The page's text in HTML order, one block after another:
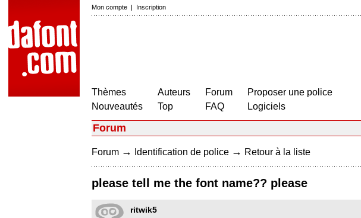
Mon compte | Inscription
Thèmes
Nouveautés
Auteurs
Top
Forum
FAQ
Proposer une police
Logiciels
Forum
Forum → Identification de police → Retour à la liste
please tell me the font name?? please
ritwik5